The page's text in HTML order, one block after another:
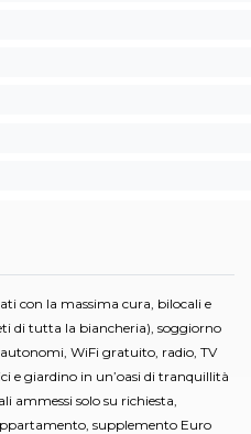
con la massima cura, bilocali e
di tutta la biancheria), soggiorno
WiFi gratuito, radio, TV
e giardino in un’oasi di tranquillità
ammessi solo su richiesta,
supplemento Euro